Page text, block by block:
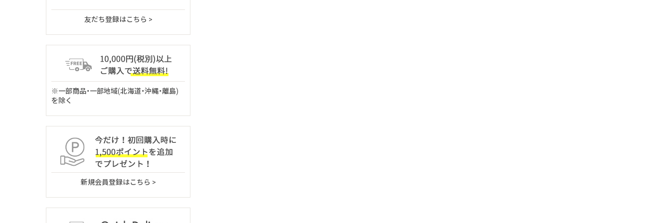
友だち登録はこちら >
※一部商品・一部地域(北海道・沖縄・離島)
を除く
新規会員登録はこちら >